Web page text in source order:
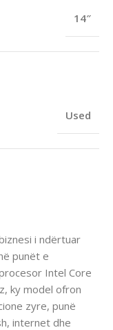
i ndërtuar
punët e
Intel Core
ky model ofron
zyre, punë
internet dhe
14″
Used